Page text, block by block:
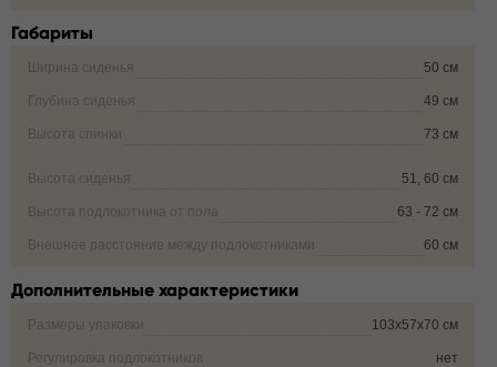
Габариты
Ширина сиденья 50 см
Глубина сиденья 49 см
Высота спинки 73 см
Высота сиденья 51, 60 см
Высота подлокотника от пола 63 - 72 см
Внешнее расстояние между подлокотниками 60 см
Дополнительные характеристики
Размеры упаковки 103х57х70 см
Регулировка подлокотников нет